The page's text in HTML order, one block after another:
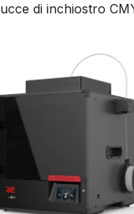
di inchiostro